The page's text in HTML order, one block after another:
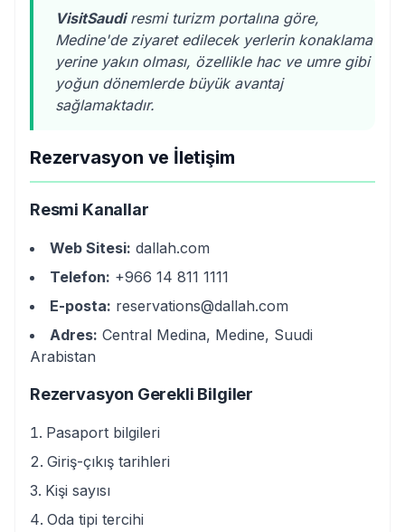
VisitSaudiresmi turizm portalına göre,
Medine'de ziyaret edilecek yerlerin konaklama
yerine yakın olması, özellikle hac ve umre gibi
yoğun dönemlerde büyük avantaj
sağlamaktadır.
Rezervasyon ve İletişim
Resmi Kanallar
Web Sitesi: dallah.com
Telefon: +966 14 811 1111
E-posta: reservations@dallah.com
Adres: Central Medina, Medine, Suudi
Arabistan
Rezervasyon Gerekli Bilgiler
Pasaport bilgileri
Giriş-çıkış tarihleri
Kişi sayısı
Oda tipi tercihi